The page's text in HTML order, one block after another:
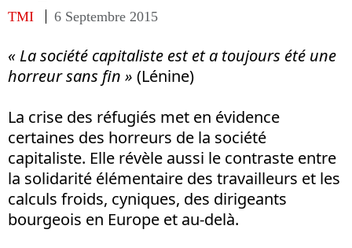
TMI 6 Septembre 2015
« La société capitaliste est et a toujours été une
horreur sans fin » (Lénine)
La crise des réfugiés met en évidence
certaines des horreurs de la société
capitaliste. Elle révèle aussi le contraste entre
la solidarité élémentaire des travailleurs et les
calculs froids, cyniques, des dirigeants
bourgeois en Europe et au-delà.